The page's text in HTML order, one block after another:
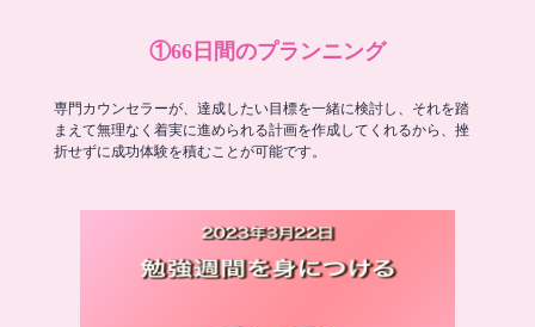
①66日間のプランニング
専門カウンセラーが、達成したい目標を一緒に検討し、それを踏
まえて無理なく着実に進められる計画を作成してくれるから、挫
折せずに成功体験を積むことが可能です。